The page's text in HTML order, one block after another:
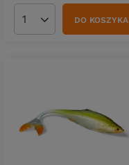
Ilość produktówDO KOSZYKA